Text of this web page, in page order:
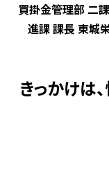
買掛金管理部 二
進課 課長 東城
きっかけは